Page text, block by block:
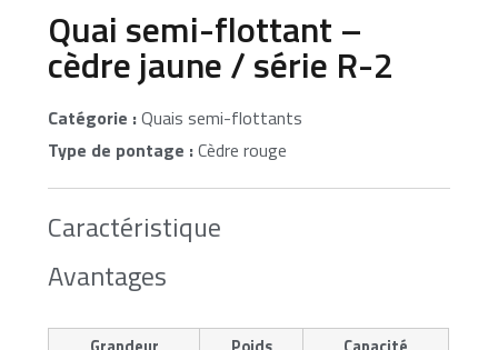
Quai semi-flottant –
cèdre jaune / série R-2
Catégorie :Quais semi-flottants
Type de pontage :Cèdre rouge
Caractéristique
Avantages